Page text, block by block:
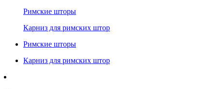
Римские шторы
Карниз для римских штор
Римские шторы
Карниз для римских штор